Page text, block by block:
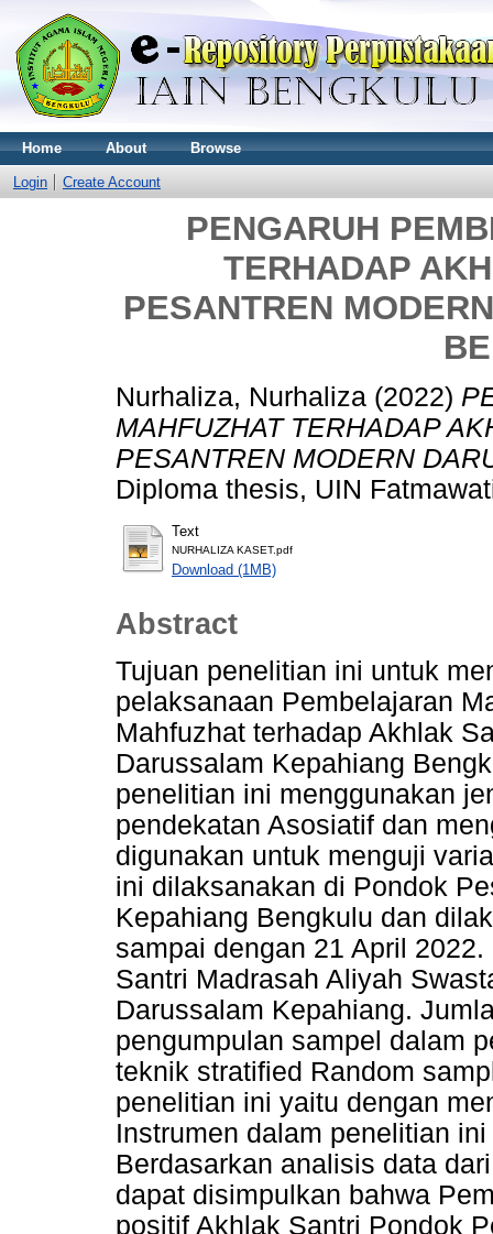
Home About Browse
Login Create Account
PENGARUH
TERHADAP
PESANTREN
Nurhaliza, Nurhaliza (2022)
MAHFUZHAT TERHADAP
PESANTREN MODERN
Diploma thesis, UIN
Text
NURHALIZA KASET.pdf
Download (1MB)
Abstract
Tujuan penelitian ini untuk
pelaksanaan Pembelajaran
Mahfuzhat terhadap Akhlak
Darussalam Kepahiang
penelitian ini menggunakan
pendekatan Asosiatif dan
digunakan untuk menguji
ini dilaksanakan di Pondok
Kepahiang Bengkulu dan
sampai dengan 21 April
Santri Madrasah Aliyah
Darussalam Kepahiang.
pengumpulan sampel dalam
teknik stratified Random
penelitian ini yaitu dengan
Instrumen dalam penelitian
Berdasarkan analisis data
dapat disimpulkan bahwa
positif Akhlak Santri Pondok